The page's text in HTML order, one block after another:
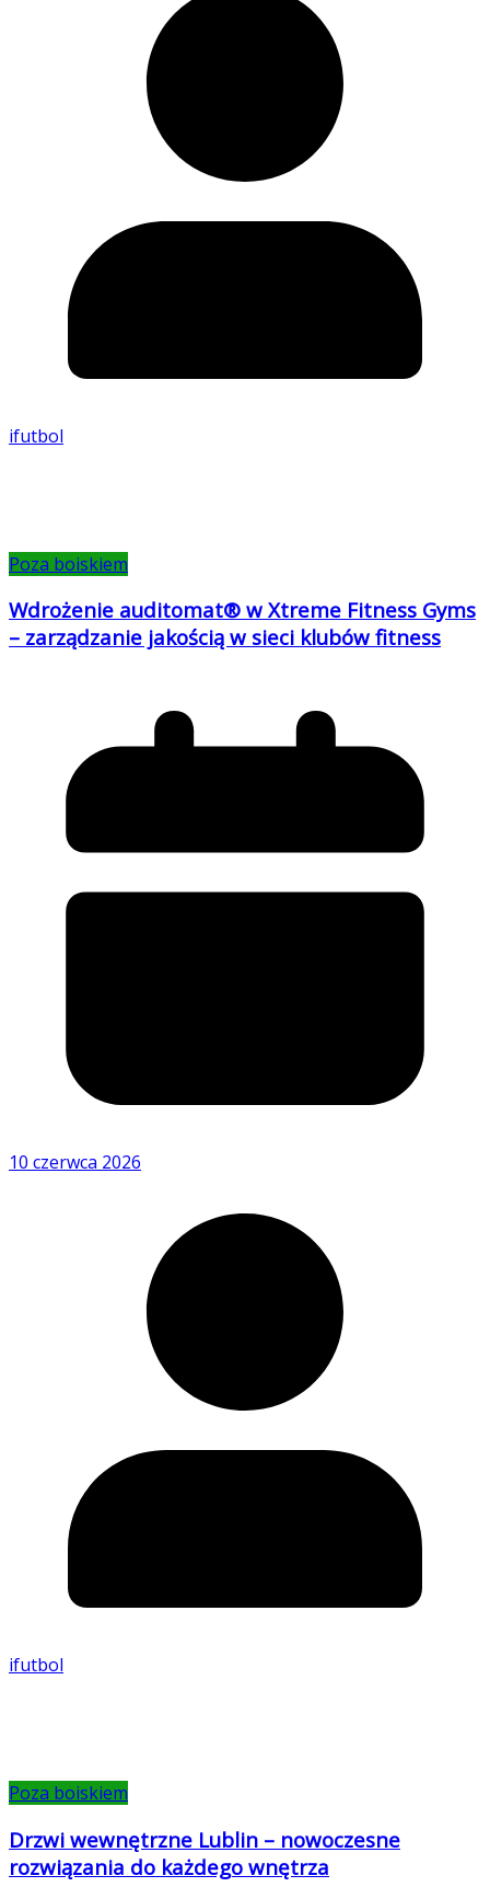
ifutbol
Poza boiskiem
Wdrożenie auditomat® w Xtreme Fitness Gyms
– zarządzanie jakością w sieci klubów fitness
10 czerwca 2026
ifutbol
Poza boiskiem
Drzwi wewnętrzne Lublin – nowoczesne
rozwiązania do każdego wnętrza